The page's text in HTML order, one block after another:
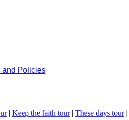
and Policies
| Keep the faith tour| These days tour|